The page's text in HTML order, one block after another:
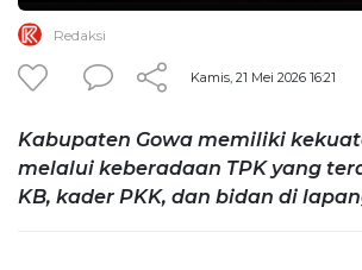
Redaksi
Kamis, 21 Mei 2026 16:21
Kabupaten Gowa memiliki
melalui keberadaan TPK yang
KB, kader PKK, dan bidan di